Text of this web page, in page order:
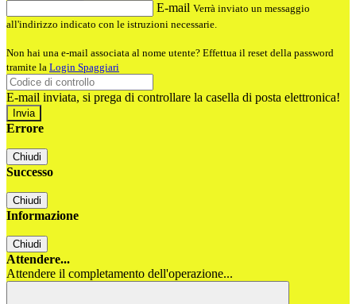
E-mail Verrà inviato un messaggio
all'indirizzo indicato con le istruzioni necessarie.
Non hai una e-mail associata al nome utente? Effettua il reset della password
tramite la Login Spaggiari
E-mail inviata, si prega di controllare la casella di posta elettronica!
Errore
Chiudi
Successo
Chiudi
Informazione
Chiudi
Attendere...
Attendere il completamento dell'operazione...